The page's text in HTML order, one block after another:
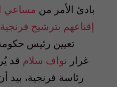
بادئ الأمر من مساعي
إقناعهم بترشيح فرنجية
تعيين رئيس
غرار نواف سلام قد
رئاسة فرنجية، بيد